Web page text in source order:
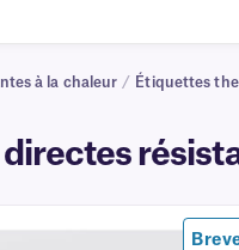
à la chaleur / Étiquettes